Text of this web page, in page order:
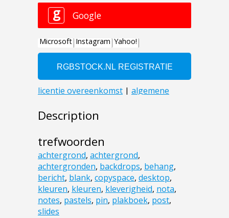
Description
trefwoorden
achtergrond, achtergrond,
achtergronden, backdrops, behang,
bericht, blank, copyspace, desktop,
kleuren, kleuren, kleverigheid, nota,
notes, pastels, pin, plakboek, post,
slides